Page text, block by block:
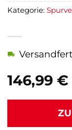
146,99 €
Kategorie: